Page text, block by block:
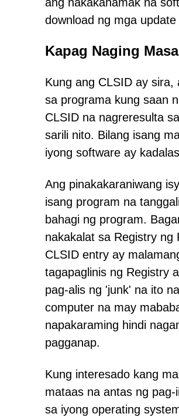
download ng mga
Kapag Naging
Kung ang CLSID ay
sa programa kung saan
CLSID na nagreresulta
sarili nito. Bilang isang
iyong software ay
Ang pinakakaraniwang
isang program na
bahagi ng program.
nakakalat sa Registry ng
CLSID entry ay
tagapaglinis ng Registry
pag-alis ng 'junk' na ito
computer na may
napakaraming hindi
pagganap.
Kung interesado kang
mataas na antas ng
sa iyong operating